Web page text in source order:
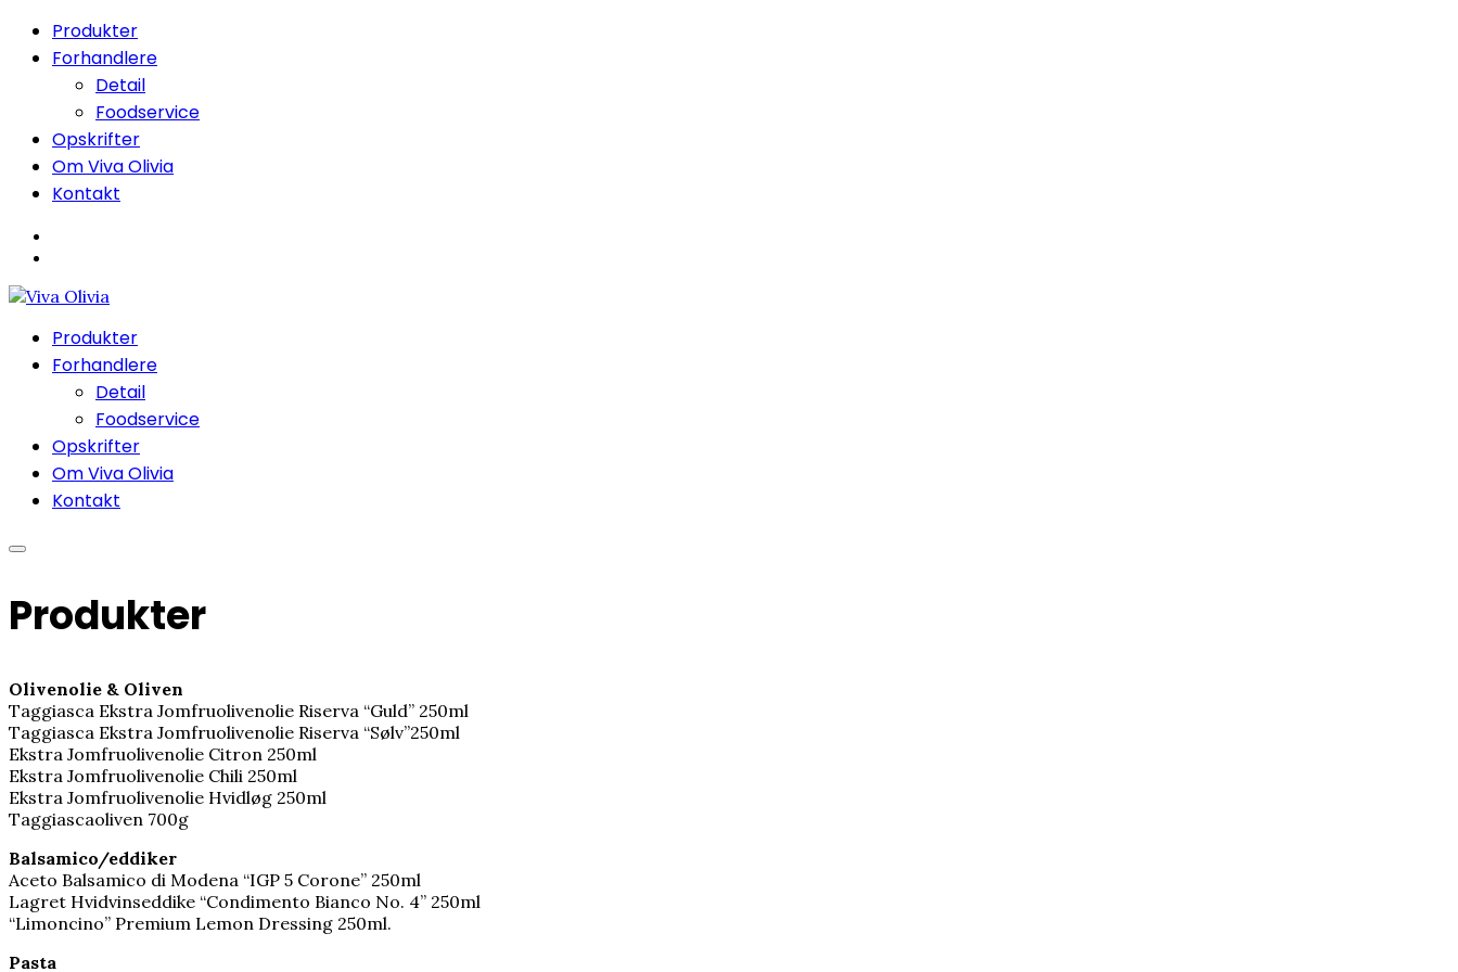
Produkter
Forhandlere
Detail
Foodservice
Opskrifter
Om Viva Olivia
Kontakt
Produkter
Forhandlere
Detail
Foodservice
Opskrifter
Om Viva Olivia
Kontakt
Produkter
Olivenolie & Oliven
Taggiasca Ekstra Jomfruolivenolie Riserva “Guld” 250ml
Taggiasca Ekstra Jomfruolivenolie Riserva “Sølv”250ml
Ekstra Jomfruolivenolie Citron 250ml
Ekstra Jomfruolivenolie Chili 250ml
Ekstra Jomfruolivenolie Hvidløg 250ml
Taggiascaoliven 700g
Balsamico/eddiker
Aceto Balsamico di Modena “IGP 5 Corone” 250ml
Lagret Hvidvinseddike “Condimento Bianco No. 4” 250ml
“Limoncino” Premium Lemon Dressing 250ml.
Pasta